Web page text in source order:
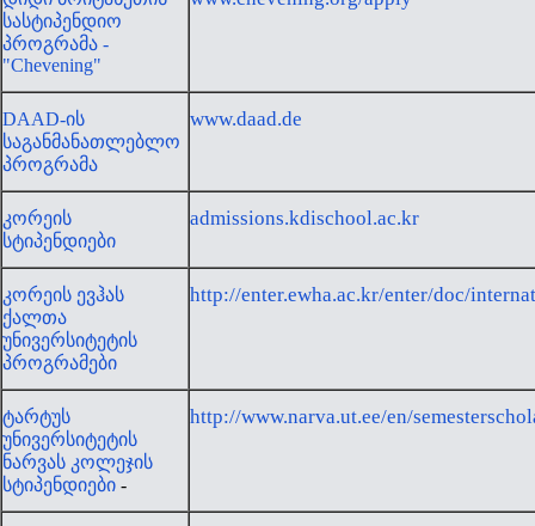
სასტიპენდიო
პროგრამა -
"Chevening"
DAAD-ის
საგანმანათლებლო
პროგრამა
www.daad.de
კორეის
სტიპენდიები
admissions.kdischool.ac.kr
კორეის ევჰას
ქალთა
უნივერსიტეტის
პროგრამები
http://enter.ewha.ac.kr/enter/doc/
ტარტუს
უნივერსიტეტის
ნარვას კოლეჯის
სტიპენდიები -
http://www.narva.ut.ee/en/